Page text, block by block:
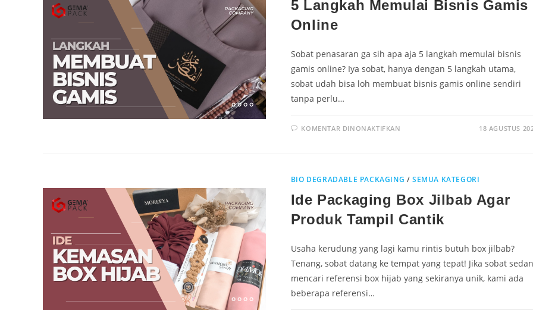
5 Langkah Memulai Bisnis Gamis
Online
Sobat penasaran ga sih apa aja 5 langkah memulai bisnis
gamis online? Iya sobat, hanya dengan 5 langkah utama,
sobat udah bisa loh membuat bisnis gamis online sendiri
tanpa perlu…
KOMENTAR DINONAKTIFKAN 18 AGUSTUS
BIO DEGRADABLE PACKAGING /SEMUA KATEGORI
Ide Packaging Box Jilbab Agar
Produk Tampil Cantik
Usaha kerudung yang lagi kamu rintis butuh box jilbab?
Tenang, sobat datang ke tempat yang tepat! Jika sobat
mencari referensi box hijab yang sekiranya unik, kami ada
beberapa referensi…